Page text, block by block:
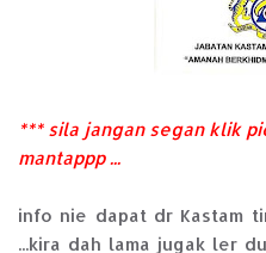
*** sila jangan segan klik
mantappp ...
info nie dapat dr Kastam
...kira dah lama jugak ler